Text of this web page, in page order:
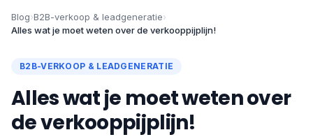
Blog›B2B-verkoop & leadgeneratie›
Alles wat je moet weten over de verkooppijplijn!
B2B-VERKOOP & LEADGENERATIE
Alles wat je moet weten over
de verkooppijplijn!